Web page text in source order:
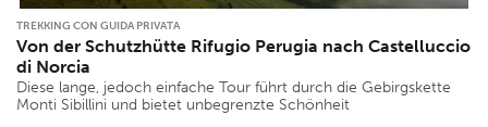
TREKKING CON GUIDA PRIVATA
Von der Schutzhütte Rifugio Perugia nach Castelluccio
di Norcia
Diese lange, jedoch einfache Tour führt durch die Gebirgskette
Monti Sibillini und bietet unbegrenzte Schönheit